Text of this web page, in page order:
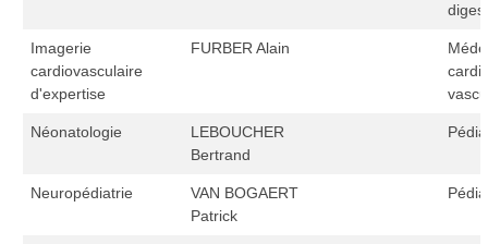
Imagerie
cardiovasculaire
d'expertise
FURBER Alain
Néonatologie
LEBOUCHER
Bertrand
Neuropédiatrie
VAN BOGAERT
Patrick